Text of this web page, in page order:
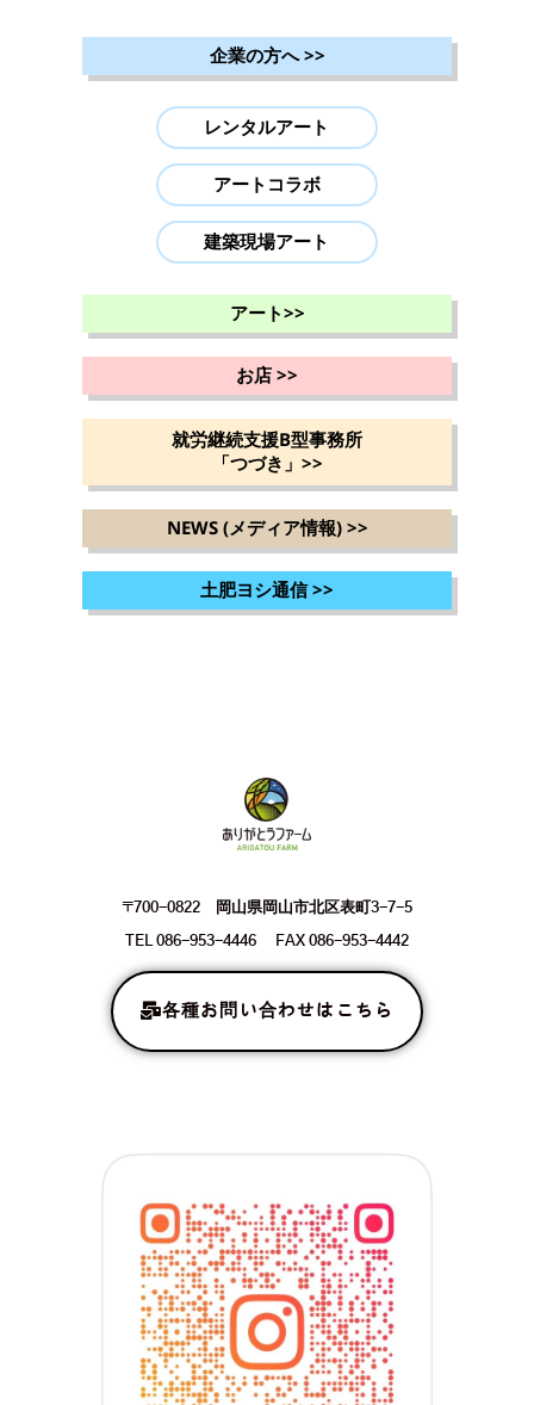
企業の方へ>>
レンタルアート
アートコラボ
建築現場アート
アート>>
お店>>
就労継続支援B型事務所
「つづき」 >>
NEWS (メディア情報)>>
土肥ヨシ通信>>
〒700-0822 岡山県岡山市北区表町3-7-5
TEL 086-953-4446 FAX 086-953-4442
各種お問い合わせはこちら